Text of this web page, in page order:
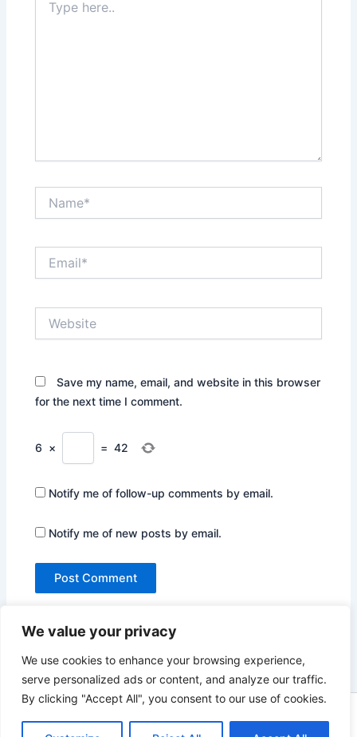
We value your privacy
We use cookies to enhance your browsing experience,
serve personalized ads or content, and analyze our traffic.
By clicking "Accept All", you consent to our use of cookies.
here..
Save my name, email, and website in this browser
for the next time I comment.
6 × = 42
Notify me of follow-up comments by email.
Notify me of new posts by email.
Copyright © 2026 Not Only Hollywood | Powered byAstra